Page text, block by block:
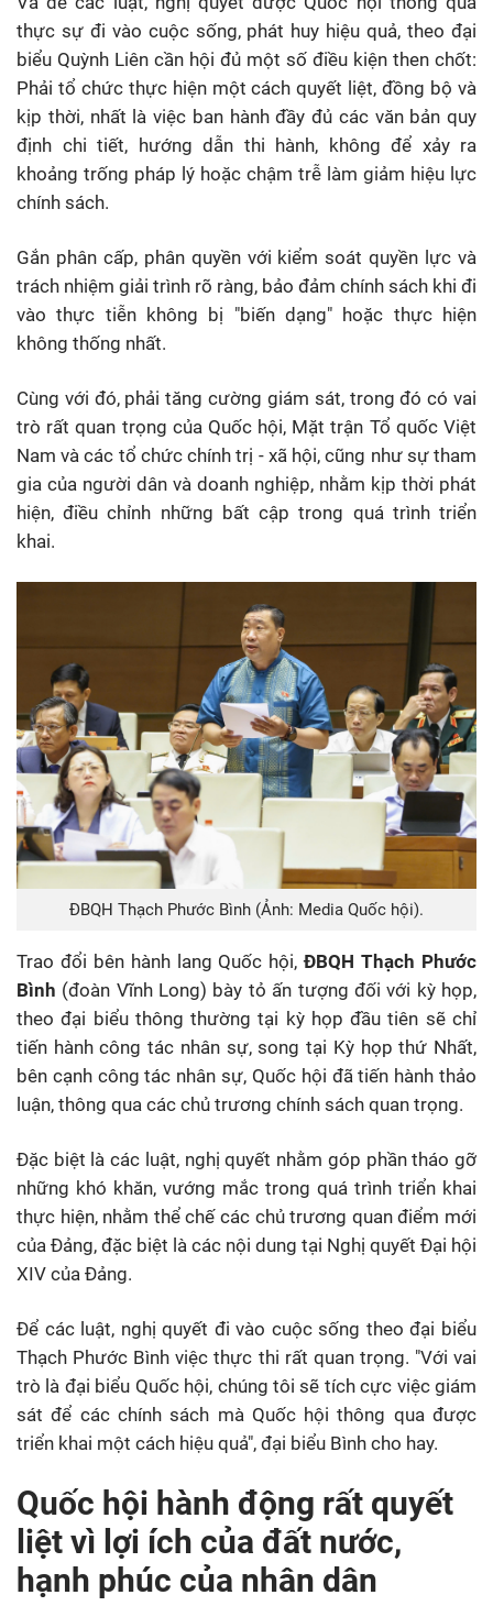
thực sự đi vào cuộc sống, phát huy hiệu quả, theo đại
biểu Quỳnh Liên cần hội đủ một số điều kiện then chốt:
Phải tổ chức thực hiện một cách quyết liệt, đồng bộ và
kịp thời, nhất là việc ban hành đầy đủ các văn bản quy
định chi tiết, hướng dẫn thi hành, không để xảy ra
khoảng trống pháp lý hoặc chậm trễ làm giảm hiệu lực
chính sách.
Gắn phân cấp, phân quyền với kiểm soát quyền lực và
trách nhiệm giải trình rõ ràng, bảo đảm chính sách khi đi
vào thực tiễn không bị "biến dạng" hoặc thực hiện
không thống nhất.
Cùng với đó, phải tăng cường giám sát, trong đó có vai
trò rất quan trọng của Quốc hội, Mặt trận Tổ quốc Việt
Nam và các tổ chức chính trị - xã hội, cũng như sự tham
gia của người dân và doanh nghiệp, nhằm kịp thời phát
hiện, điều chỉnh những bất cập trong quá trình triển
khai.
ĐBQH Thạch Phước Bình (Ảnh: Media Quốc hội).
Trao đổi bên hành lang Quốc hội,ĐBQH Thạch Phước
Bình (đoàn Vĩnh Long) bày tỏ ấn tượng đối với kỳ họp,
theo đại biểu thông thường tại kỳ họp đầu tiên sẽ chỉ
tiến hành công tác nhân sự, song tại Kỳ họp thứ Nhất,
bên cạnh công tác nhân sự, Quốc hội đã tiến hành thảo
luận, thông qua các chủ trương chính sách quan trọng.
Đặc biệt là các luật, nghị quyết nhằm góp phần tháo gỡ
những khó khăn, vướng mắc trong quá trình triển khai
thực hiện, nhằm thể chế các chủ trương quan điểm mới
của Đảng, đặc biệt là các nội dung tại Nghị quyết Đại hội
XIV của Đảng.
Để các luật, nghị quyết đi vào cuộc sống theo đại biểu
Thạch Phước Bình việc thực thi rất quan trọng. "Với vai
trò là đại biểu Quốc hội, chúng tôi sẽ tích cực việc giám
sát để các chính sách mà Quốc hội thông qua được
triển khai một cách hiệu quả", đại biểu Bình cho hay.
Quốc hội hành động rất quyết
liệt vì lợi ích của đất nước,
hạnh phúc của nhân dân